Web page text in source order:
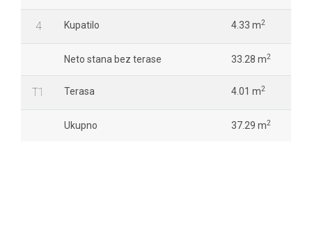
4 Kupatilo 4.33 m2
Neto stana bez terase 33.28 m2
T1 Terasa 4.01 m2
Ukupno 37.29 m2